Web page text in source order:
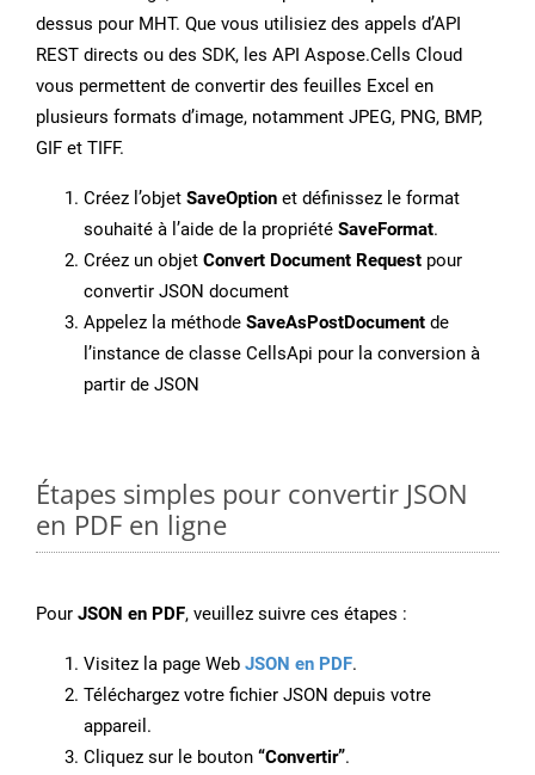
dessus pour MHT. Que vous utilisiez des appels d’API
REST directs ou des SDK, les API Aspose.Cells Cloud
vous permettent de convertir des feuilles Excel en
plusieurs formats d’image, notamment JPEG, PNG, BMP,
GIF et TIFF.
Créez l’objet SaveOption et définissez le format
souhaité à l’aide de la propriété SaveFormat.
Créez un objet Convert Document Request pour
convertir JSON document
Appelez la méthode SaveAsPostDocument de
l’instance de classe CellsApi pour la conversion à
partir de JSON
Étapes simples pour convertir JSON
en PDF en ligne
Pour JSON en PDF, veuillez suivre ces étapes :
Visitez la page Web JSON en PDF.
Téléchargez votre fichier JSON depuis votre
appareil.
Cliquez sur le bouton “Convertir”.